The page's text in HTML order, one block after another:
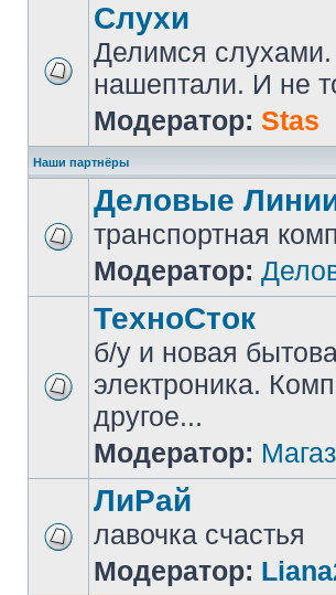
Слухи
Делимся слухами.
нашептали. И не
Модератор: Stas
Наши партнёры
Деловые
транспортная
Модератор:
ТехноСток
б/у и новая
электроника.
другое...
Модератор:
ЛиРай
лавочка счастья
Модератор: